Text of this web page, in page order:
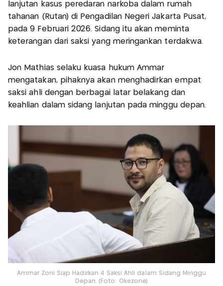
lanjutan kasus peredaran narkoba dalam rumah
tahanan (Rutan) di Pengadilan Negeri Jakarta Pusat,
pada 9 Februari 2026. Sidang itu akan meminta
keterangan dari saksi yang meringankan terdakwa.
Jon Mathias selaku kuasa hukum Ammar
mengatakan, pihaknya akan menghadirkan empat
saksi ahli dengan berbagai latar belakang dan
keahlian dalam sidang lanjutan pada minggu depan.
Ammar Zoni Siap Hadirkan 4 Saksi Ahli dalam Sidang Minggu
Depan. (Foto: Okezone)